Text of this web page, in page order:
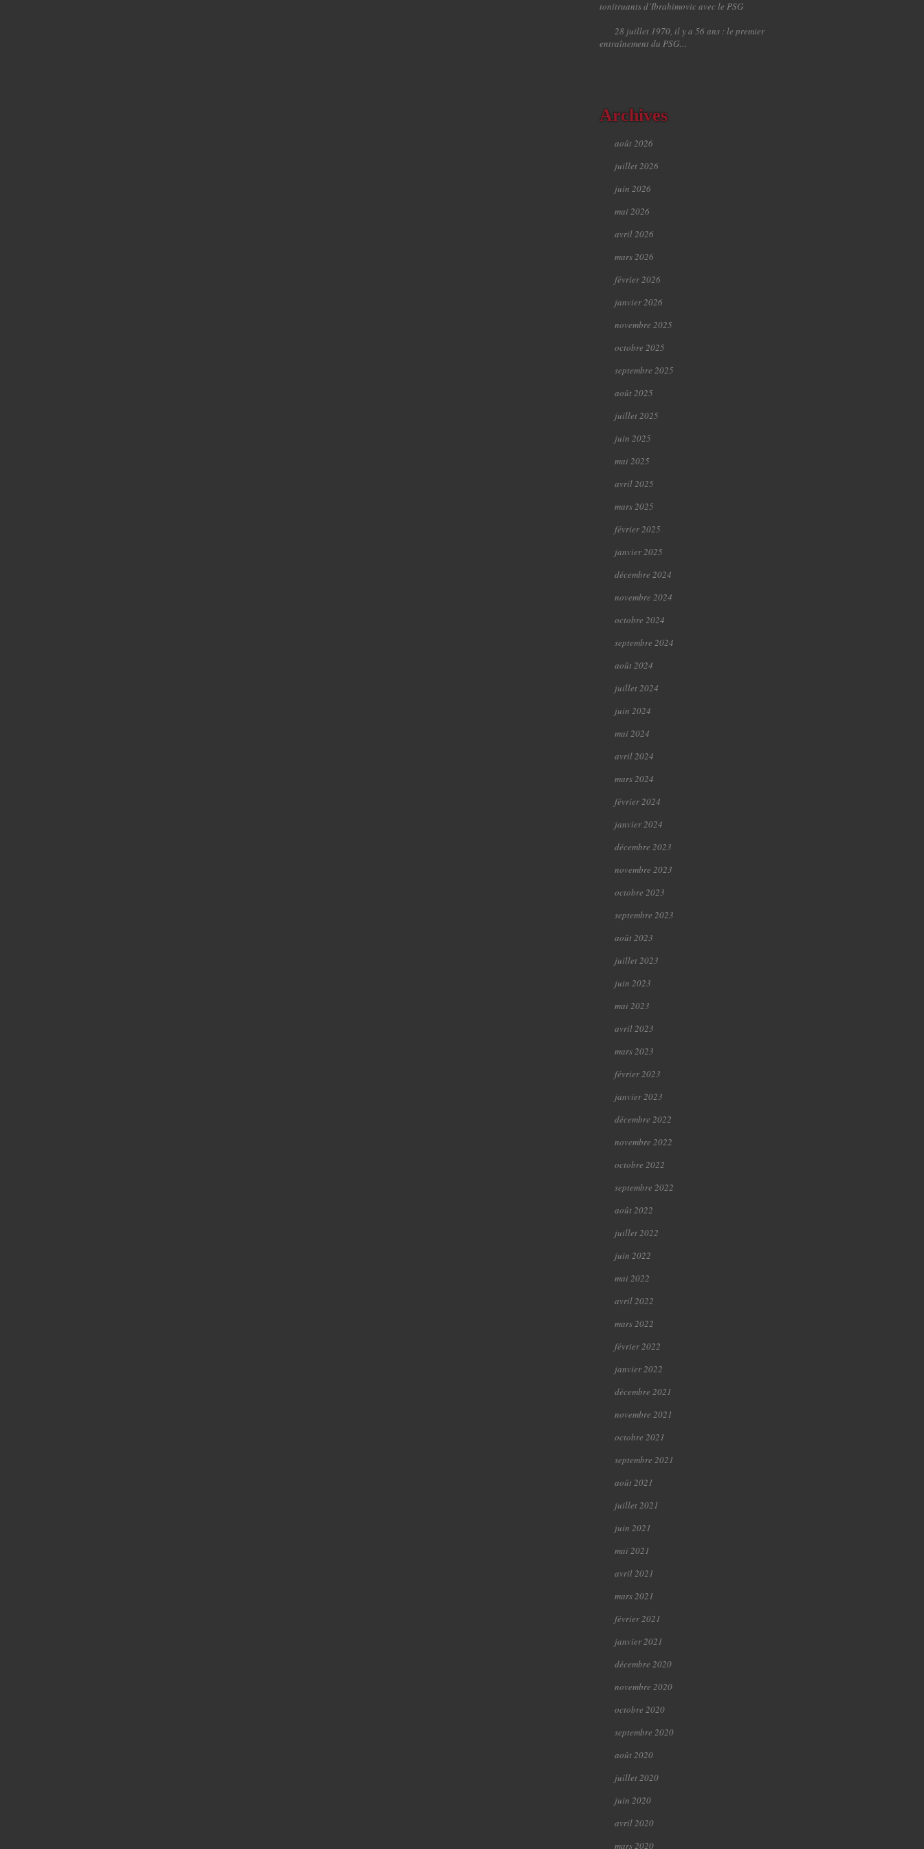
tonitruants d’Ibrahimovic avec le PSG
28 juillet 1970, il y a 56 ans : le premier
entraînement du PSG…
Archives
août 2026
juillet 2026
juin 2026
mai 2026
avril 2026
mars 2026
février 2026
janvier 2026
novembre 2025
octobre 2025
septembre 2025
août 2025
juillet 2025
juin 2025
mai 2025
avril 2025
mars 2025
février 2025
janvier 2025
décembre 2024
novembre 2024
octobre 2024
septembre 2024
août 2024
juillet 2024
juin 2024
mai 2024
avril 2024
mars 2024
février 2024
janvier 2024
décembre 2023
novembre 2023
octobre 2023
septembre 2023
août 2023
juillet 2023
juin 2023
mai 2023
avril 2023
mars 2023
février 2023
janvier 2023
décembre 2022
novembre 2022
octobre 2022
septembre 2022
août 2022
juillet 2022
juin 2022
mai 2022
avril 2022
mars 2022
février 2022
janvier 2022
décembre 2021
novembre 2021
octobre 2021
septembre 2021
août 2021
juillet 2021
juin 2021
mai 2021
avril 2021
mars 2021
février 2021
janvier 2021
décembre 2020
novembre 2020
octobre 2020
septembre 2020
août 2020
juillet 2020
juin 2020
avril 2020
mars 2020